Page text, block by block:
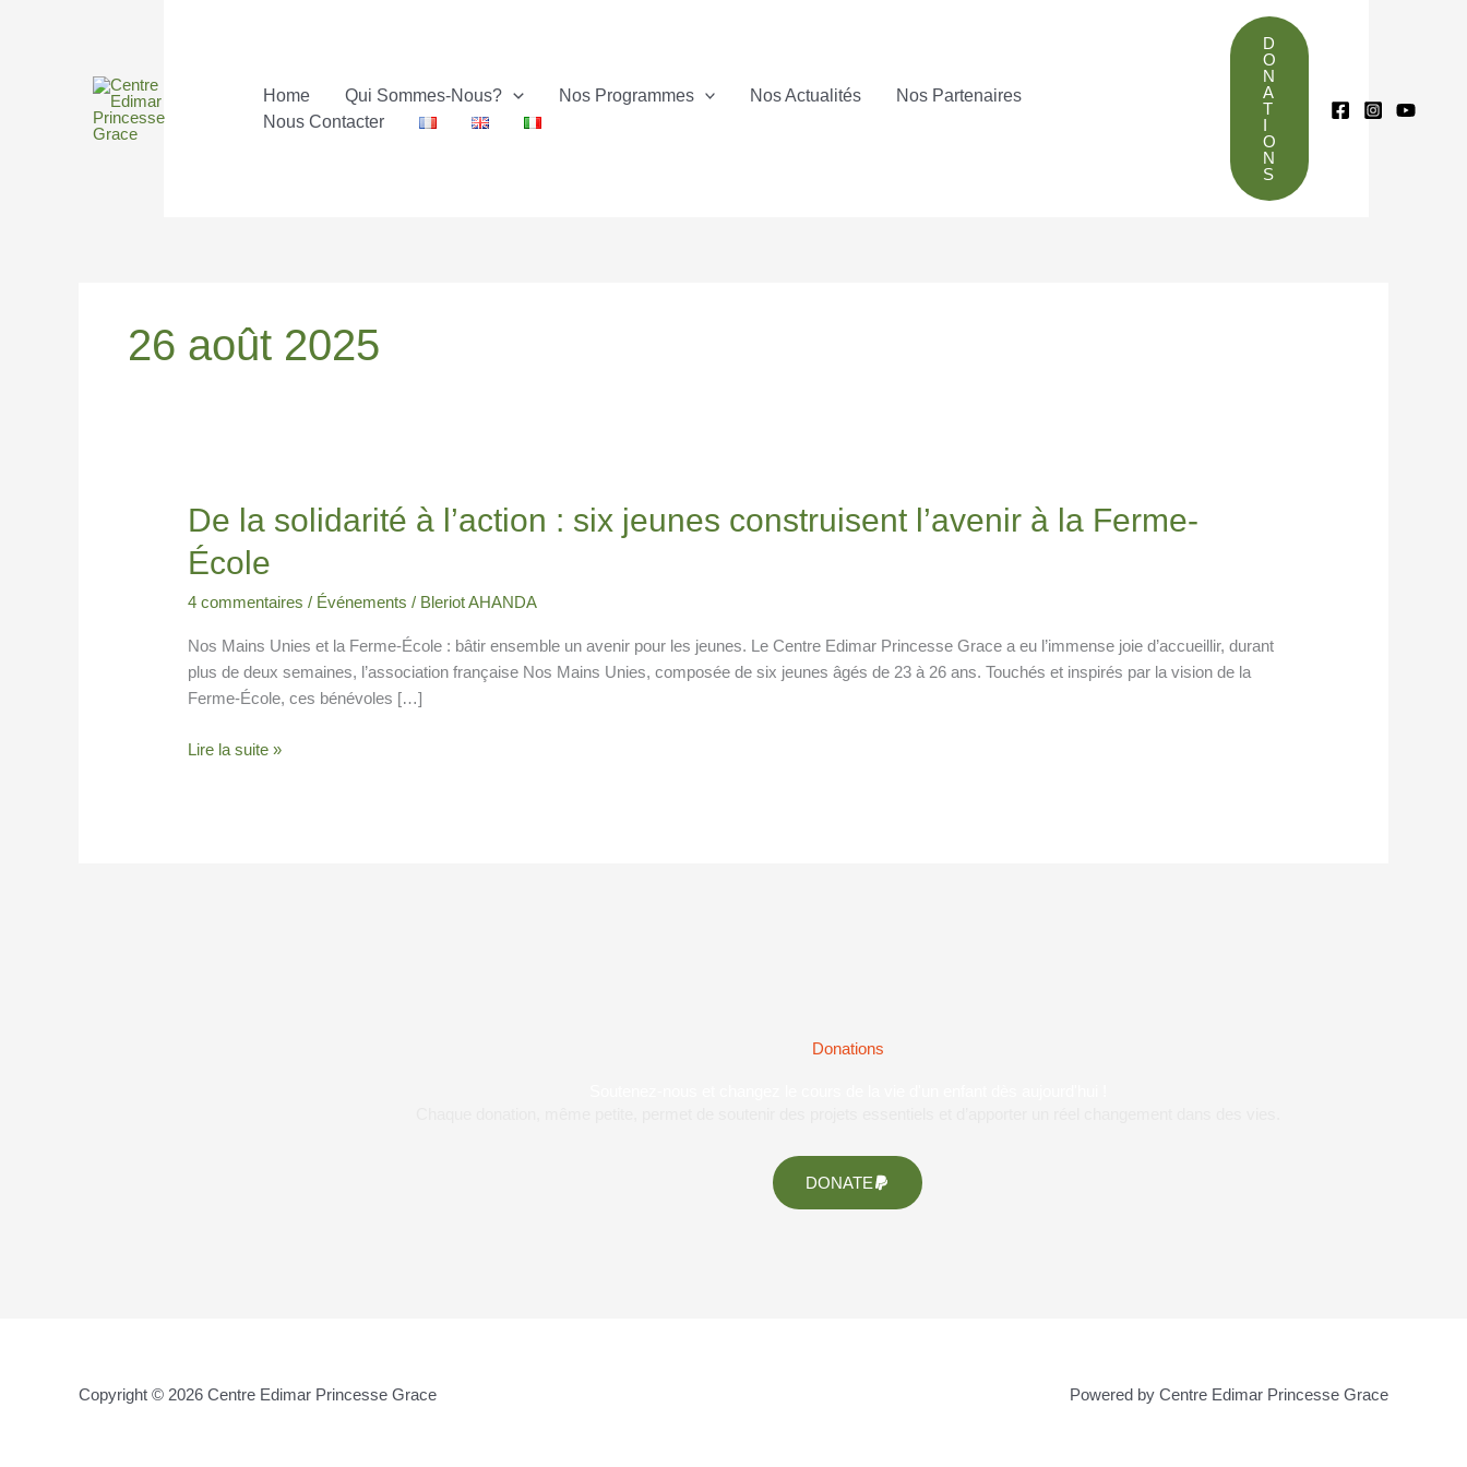
Home
Qui Sommes-Nous? Nos Programmes Nos Actualités
Nos Partenaires
Nous Contacter
D
O
N
A
T
I
O
N
S
26 août 2025
De la solidarité à l’action : six jeunes construisent l’avenir à la Ferme-
École
4 commentaires / Événements / Bleriot AHANDA
Nos Mains Unies et la Ferme-École : bâtir ensemble un avenir pour les jeunes. Le Centre Edimar Princesse Grace a eu l’immense joie d’accueillir, durant
plus de deux semaines, l’association française Nos Mains Unies, composée de six jeunes âgés de 23 à 26 ans. Touchés et inspirés par la vision de la
Ferme-École, ces bénévoles […]
De
la
solidarité
:
six
jeunes
l’avenir
Lire la suite »
Donations
DONATE
Copyright © 2026 Centre Edimar Princesse Grace Powered by Centre Edimar Princesse Grace